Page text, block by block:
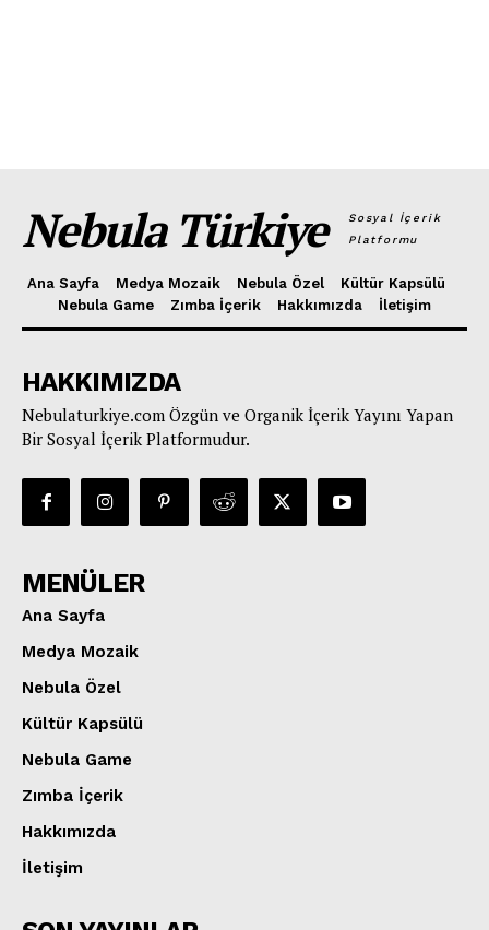
Nebula Türkiye
Sosyal İçerik
Platformu
Ana Sayfa Medya Mozaik Nebula Özel
Kültür Kapsülü
Nebula Game
Zımba İçerik Hakkımızda İletişim
HAKKIMIZDA
Nebulaturkiye.com Özgün ve Organik İçerik Yayını Yapan
Bir Sosyal İçerik Platformudur.
MENÜLER
Ana Sayfa
Medya Mozaik
Nebula Özel
Kültür Kapsülü
Nebula Game
Zımba İçerik
Hakkımızda
İletişim